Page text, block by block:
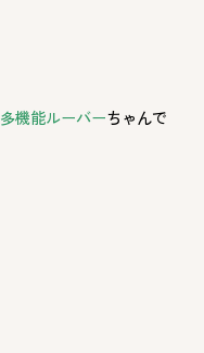
多機能ルーバーちゃんで